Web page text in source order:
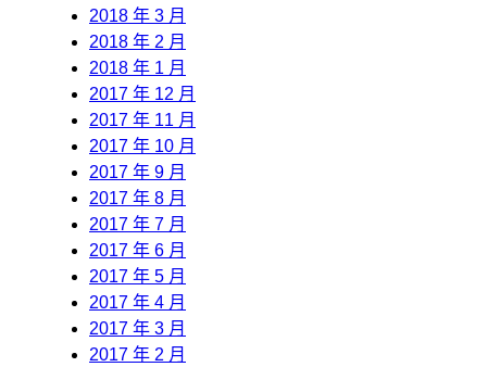
2018 年 3 月
2018 年 2 月
2018 年 1 月
2017 年 12 月
2017 年 11 月
2017 年 10 月
2017 年 9 月
2017 年 8 月
2017 年 7 月
2017 年 6 月
2017 年 5 月
2017 年 4 月
2017 年 3 月
2017 年 2 月